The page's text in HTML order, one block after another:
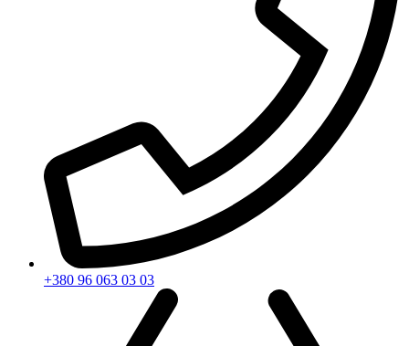
+380 96 063 03 03